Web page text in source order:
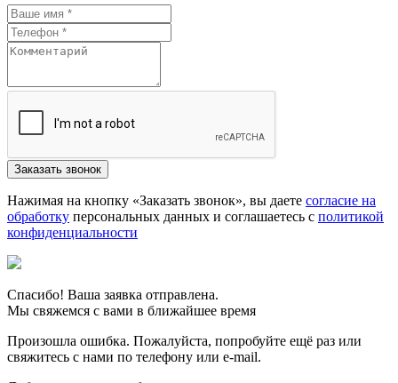
Нажимая на кнопку «Заказать звонок», вы даете согласие на
обработку персональных данных и соглашаетесь c политикой
конфиденциальности
Спасибо! Ваша заявка отправлена.
Мы свяжемся с вами в ближайшее время
Произошла ошибка. Пожалуйста, попробуйте ещё раз или
свяжитесь с нами по телефону или e-mail.